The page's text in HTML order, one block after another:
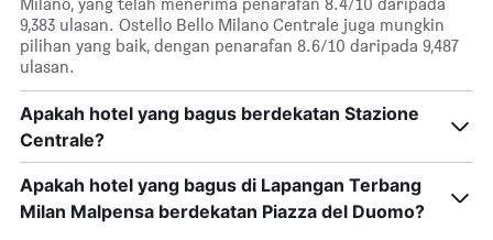
9,383 ulasan. Ostello Bello Milano Centrale juga mungkin
pilihan yang baik, dengan penarafan 8.6/10 daripada 9,487
ulasan.
Apakah hotel yang bagus berdekatan Stazione
Centrale?
Apakah hotel yang bagus di Lapangan Terbang
Milan Malpensa berdekatan Piazza del Duomo?